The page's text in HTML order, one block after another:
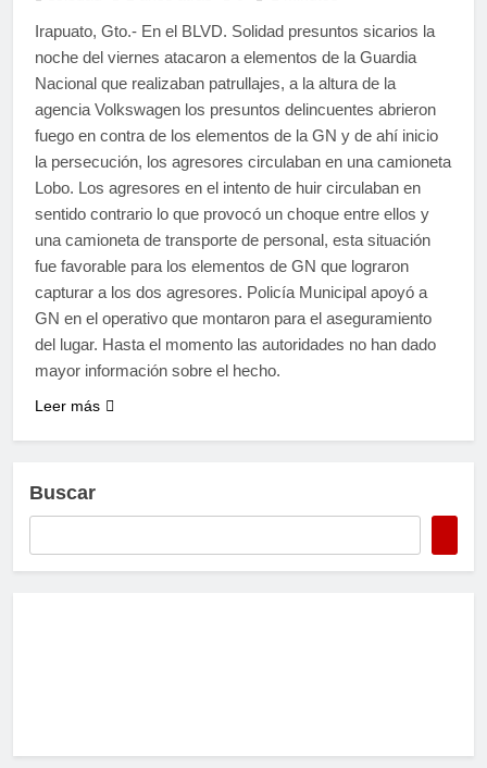
Irapuato, Gto.- En el BLVD. Solidad presuntos sicarios la
noche del viernes atacaron a elementos de la Guardia
Nacional que realizaban patrullajes, a la altura de la
agencia Volkswagen los presuntos delincuentes abrieron
fuego en contra de los elementos de la GN y de ahí inicio
la persecución, los agresores circulaban en una camioneta
Lobo. Los agresores en el intento de huir circulaban en
sentido contrario lo que provocó un choque entre ellos y
una camioneta de transporte de personal, esta situación
fue favorable para los elementos de GN que lograron
capturar a los dos agresores. Policía Municipal apoyó a
GN en el operativo que montaron para el aseguramiento
del lugar. Hasta el momento las autoridades no han dado
mayor información sobre el hecho.
Leer más
Buscar